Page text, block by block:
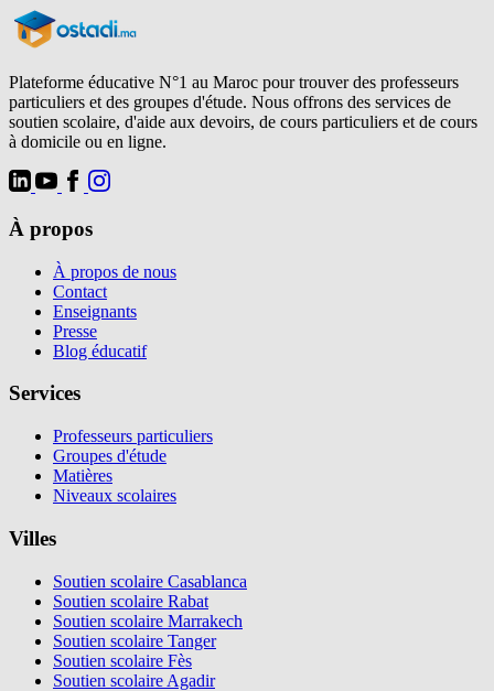
Plateforme éducative N°1 au Maroc pour trouver des professeurs
particuliers et des groupes d'étude. Nous offrons des services de
soutien scolaire, d'aide aux devoirs, de cours particuliers et de cours
à domicile ou en ligne.
À propos
À propos de nous
Contact
Enseignants
Presse
Blog éducatif
Services
Professeurs particuliers
Groupes d'étude
Matières
Niveaux scolaires
Villes
Soutien scolaire Casablanca
Soutien scolaire Rabat
Soutien scolaire Marrakech
Soutien scolaire Tanger
Soutien scolaire Fès
Soutien scolaire Agadir